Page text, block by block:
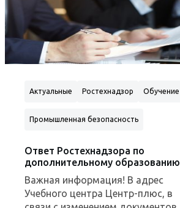
Актуальные Ростехнадзор Обучение
Промышленная безопасность
Аттестация и проверка знаний РТН
Ответ Ростехнадзора по
дополнительному образованию
Важная информация! В адрес
Учебного центра Центр-плюс, в